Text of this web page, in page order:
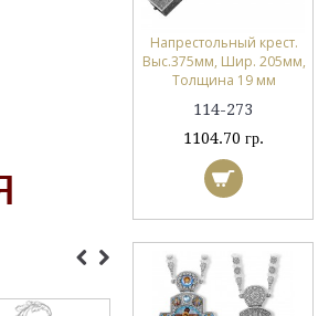
Напрестольный крест.
Выс.375мм, Шир. 205мм,
Толщина 19 мм
114-273
1104.70 гр.